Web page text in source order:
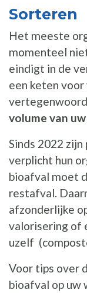
Sorteren
Het meeste
momenteel
eindigt in de
een keten
volume van
Sinds 2022
verplicht hun
bioafval moet
restafval.
afzonderlijke
valorisering of
uzelf
Voor tips over
bioafval op uw